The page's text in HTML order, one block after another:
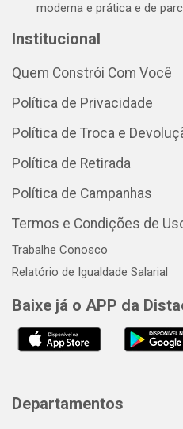
moderna e prática e de
Institucional
Quem Constrói Com Você
Política de Privacidade
Política de Troca e
Política de Retirada
Política de Campanhas
Termos e Condições de
Trabalhe Conosco
Relatório de Igualdade Salarial
Baixe já o APP da
Departamentos